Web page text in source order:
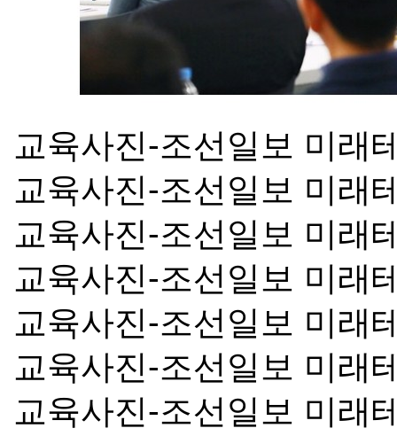
교육사진-조선일보 미래
교육사진-조선일보 미래
교육사진-조선일보 미래
교육사진-조선일보 미래
교육사진-조선일보 미래
교육사진-조선일보 미래
교육사진-조선일보 미래